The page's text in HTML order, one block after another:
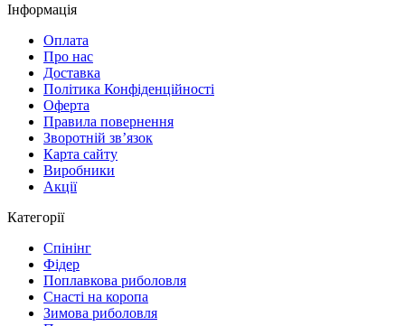
Інформація
Оплата
Про нас
Доставка
Політика Конфіденційності
Оферта
Правила повернення
Зворотній зв’язок
Карта сайту
Виробники
Акції
Категорії
Спінінг
Фідер
Поплавкова риболовля
Снасті на коропа
Зимова риболовля